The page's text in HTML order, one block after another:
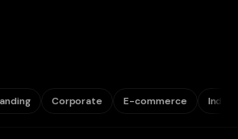
Corporate E-commerce